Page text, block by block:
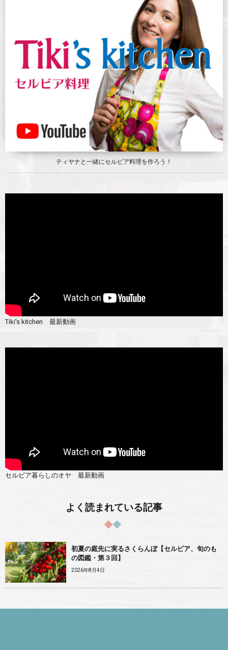
ティヤナと一緒にセルビア料理を作ろう！
Tiki's kitchen 最新動画
セルビア暮らしのオヤ 最新動画
よく読まれている記事
初夏の庭先に実るさくらんぼ【セルビア、旬のも
の図鑑・第３回】
2026年8月4日
1